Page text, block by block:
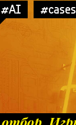
#AI #cases